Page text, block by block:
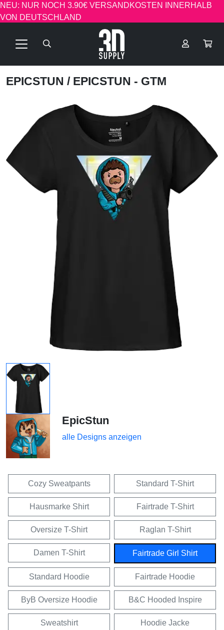
NEU: NUR NOCH 3.90€ VERSANDKOSTEN INNERHALB
VON DEUTSCHLAND
EPICSTUN / EPICSTUN - GTM
EpicStun
alle Designs anzeigen
Cozy Sweatpants Standard T-Shirt
Hausmarke Shirt Fairtrade T-Shirt
Oversize T-Shirt Raglan T-Shirt
Damen T-Shirt Fairtrade Girl Shirt
Standard Hoodie Fairtrade Hoodie
ByB Oversize Hoodie B&C Hooded Inspire
Sweatshirt Hoodie Jacke